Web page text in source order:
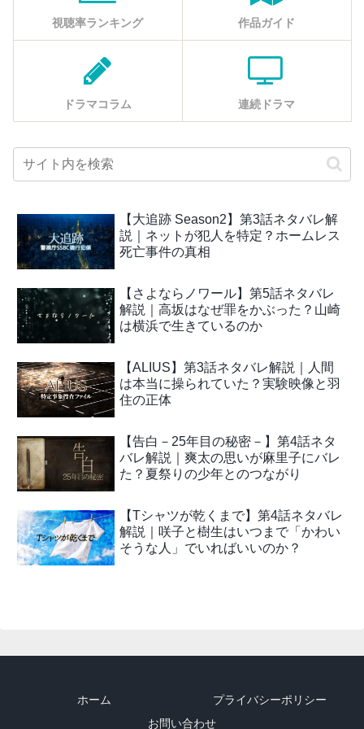
視聴率ランキング 作品ガイド
ドラマコラム 連続ドラマ
【大追跡 Season2】第3話ネタバレ解
説｜ネットが犯人を特定？ホームレス
死亡事件の真相
【さよならノワール】第5話ネタバレ
解説｜高坂はなぜ罪をかぶった？山崎
は横浜で生きているのか
【ALIUS】第3話ネタバレ解説｜人間
は本当に操られていた？実験映像と羽
住の正体
【告白－25年目の秘密－】第4話ネタ
バレ解説｜爽太の思いが麻里子にバレ
た？夏祭りの少年とのつながり
【Tシャツが乾くまで】第4話ネタバレ
解説｜咲子と樹生はいつまで「かわい
そうな人」でいればいいのか？
ホーム
プライバシーポリシー
お問い合わせ